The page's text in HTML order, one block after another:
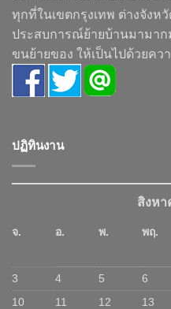
ทุกที่ในเขตกรุงเทพ ต่างจังห
ประสบการณ์ย้ายบ้านมามาก
ขนย้ายของ ให้เป็นไปด้วยคว
ปฏิทินงาน
สิงหา
จ. อ. พ. พฤ.
3
4 5 6
10
11 12 13